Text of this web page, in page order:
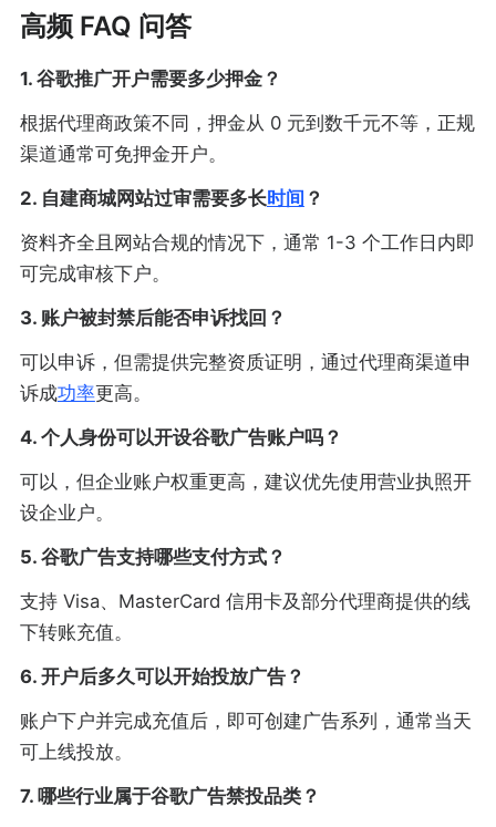
高频 FAQ 问答
1. 谷歌推广开户需要多少押金？
根据代理商政策不同，押金从 0 元到数千元不等，正规
渠道通常可免押金开户。
2. 自建商城网站过审需要多长时间 ？
资料齐全且网站合规的情况下，通常 1-3 个工作日内即
可完成审核下户。
3. 账户被封禁后能否申诉找回？
可以申诉，但需提供完整资质证明，通过代理商渠道申
诉成功率更高。
4. 个人身份可以开设谷歌广告账户吗？
可以，但企业账户权重更高，建议优先使用营业执照开
设企业户。
5. 谷歌广告支持哪些支付方式？
支持 Visa、MasterCard 信用卡及部分代理商提供的线
下转账充值。
6. 开户后多久可以开始投放广告？
账户下户并完成充值后，即可创建广告系列，通常当天
可上线投放。
7. 哪些行业属于谷歌广告禁投品类？